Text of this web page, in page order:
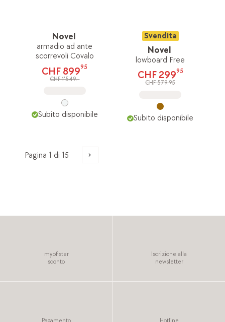
Novel
armadio ad ante
scorrevoli Covalo
CHF 89995
CHF 1'549.-
Subito disponibile
Svendita
Novel
lowboard Free
CHF 29995
CHF 579.95
Subito disponibile
mypfister
sconto
Iscrizione alla
newsletter